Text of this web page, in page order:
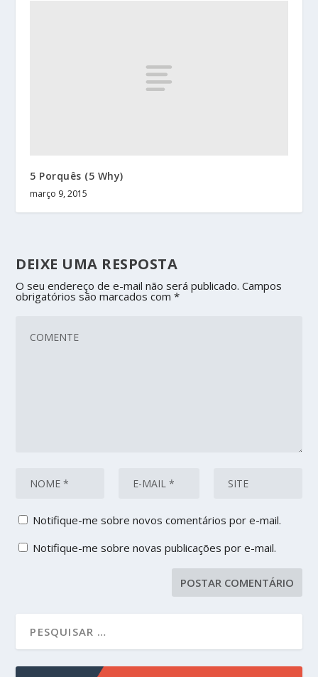
5 Porquês (5 Why)
março 9, 2015
DEIXE UMA RESPOSTA
O seu endereço de e-mail não será publicado. Campos
obrigatórios são marcados com*
Notifique-me sobre novos comentários por e-mail.
Notifique-me sobre novas publicações por e-mail.